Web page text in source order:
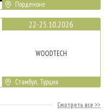
Порденоне
22-25.10.2026
WOODTECH
Стамбул, Турция
Смотреть все